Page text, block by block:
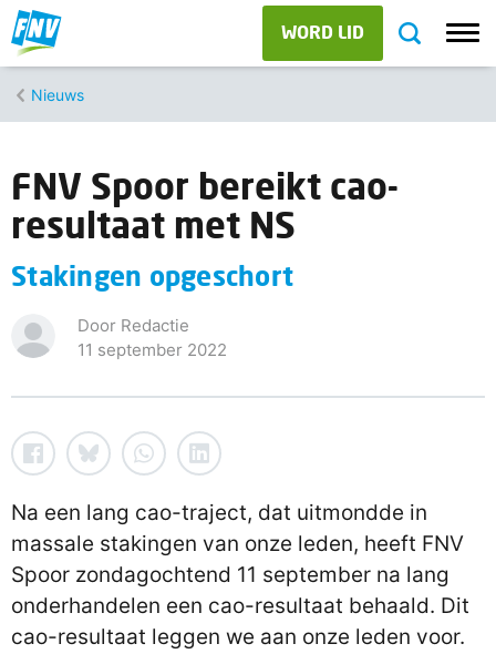
WORD LID
Nieuws
FNV Spoor bereikt cao-
resultaat met NS
Stakingen opgeschort
Door Redactie
11 september 2022
Na een lang cao-traject, dat uitmondde in
massale stakingen van onze leden, heeft FNV
Spoor zondagochtend 11 september na lang
onderhandelen een cao-resultaat behaald. Dit
cao-resultaat leggen we aan onze leden voor.